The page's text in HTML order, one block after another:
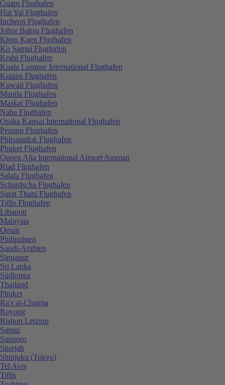
Guam Flughafen
Hat Yai Flughafen
Incheon Flughafen
Johor Bahru Flughafen
Khon Kaen Flughafen
Ko Samui Flughafen
Krabi Flughafen
Kuala Lumpur International Flughafen
Kutaisi Flughafen
Kuwait Flughafen
Manila Flughafen
Maskat Flughafen
Naha Flughafen
Osaka Kansai International Flughafen
Penang Flughafen
Phitsanulok Flughafen
Phuket Flughafen
Queen Alia International Airport Amman
Riad Flughafen
Salala Flughafen
Schardscha Flughafen
Surat Thani Flughafen
Tiflis Flughafen
Libanon
Malaysia
Oman
Philippinen
Saudi-Arabien
Singapur
Sri Lanka
Südkorea
Thailand
Phuket
Ra's al-Chaima
Rayong
Rishon Letzion
Samui
Sapporo
Sharjah
Shinjuku (Tokyo)
Tel Aviv
Tiflis